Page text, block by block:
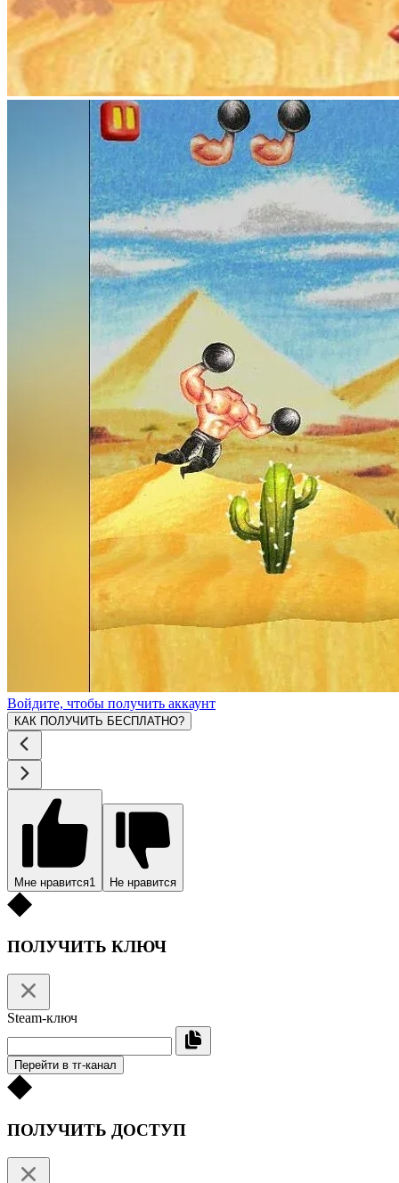
Войдите, чтобы получить аккаунт
КАК ПОЛУЧИТЬ БЕСПЛАТНО?
Мне нравится1 Не нравится
ПОЛУЧИТЬ КЛЮЧ
Steam-ключ
Перейти в тг-канал
ПОЛУЧИТЬ ДОСТУП